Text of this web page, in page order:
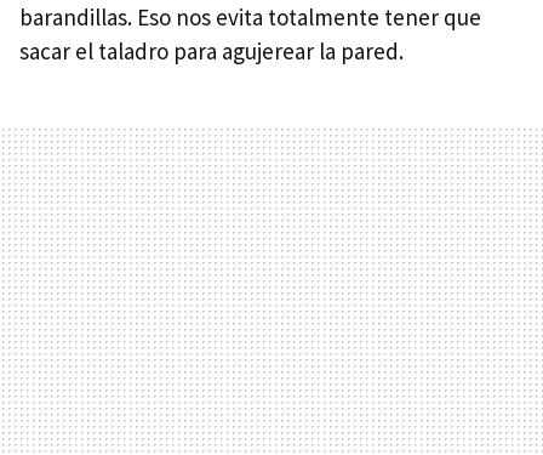
barandillas. Eso nos evita totalmente tener que
sacar el taladro para agujerear la pared.